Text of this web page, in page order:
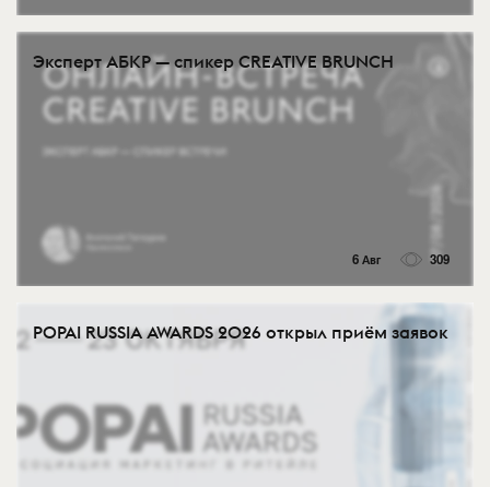
Эксперт АБКР — спикер CREATIVE BRUNCH
6 Авг 309
POPAI RUSSIA AWARDS 2026 открыл приём заявок